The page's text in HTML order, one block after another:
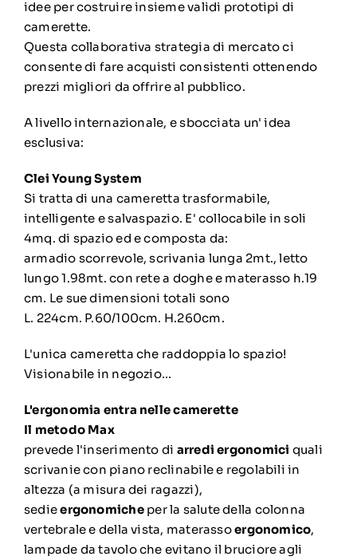
idee per costruire insieme validi prototipi di
camerette.
Questa collaborativa strategia di mercato ci
consente di fare acquisti consistenti ottenendo
prezzi migliori da offrire al pubblico.
A livello internazionale, e sbocciata un' idea
esclusiva:
Clei Young System
Si tratta di una cameretta trasformabile,
intelligente e salvaspazio. E' collocabile in soli
4mq. di spazio ed e composta da:
armadio scorrevole, scrivania lunga 2mt., letto
lungo 1.98mt. con rete a doghe e materasso h.19
cm. Le sue dimensioni totali sono
L. 224cm. P.60/100cm. H.260cm.
L'unica cameretta che raddoppia lo spazio!
Visionabile in negozio…
L'ergonomia entra nelle camerette
Il metodo Max
prevede l'inserimento di arredi ergonomici quali
scrivanie con piano reclinabile e regolabili in
altezza (a misura dei ragazzi),
sedieergonomicheper la salute della colonna
vertebrale e della vista, materassoergonomico,
lampade da tavolo che evitano il bruciore agli